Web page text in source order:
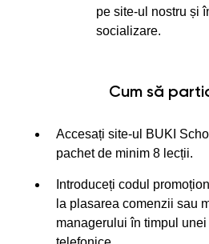
pe site-ul nostru și
socializare.
Cum să
Accesați site-ul BUKI
pachet de minim 8 lecții.
Introduceți codul
la plasarea comenzii sau
managerului în timpul